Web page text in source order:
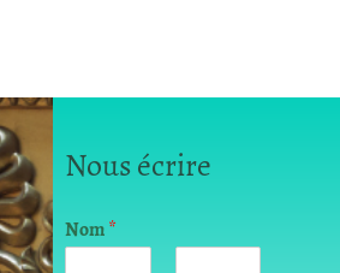
Nous écrire
Nom*